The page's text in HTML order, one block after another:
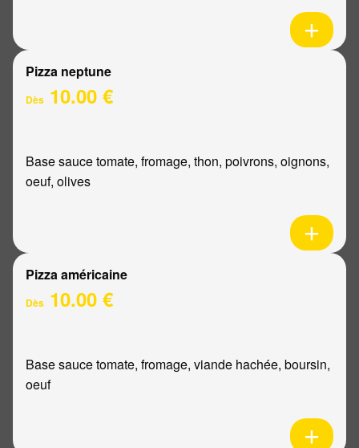
Pizza neptune
Dès 10.00 €
Base sauce tomate, fromage, thon, poivrons, oignons,
oeuf, olives
Pizza américaine
Dès 10.00 €
Base sauce tomate, fromage, viande hachée, boursin,
oeuf